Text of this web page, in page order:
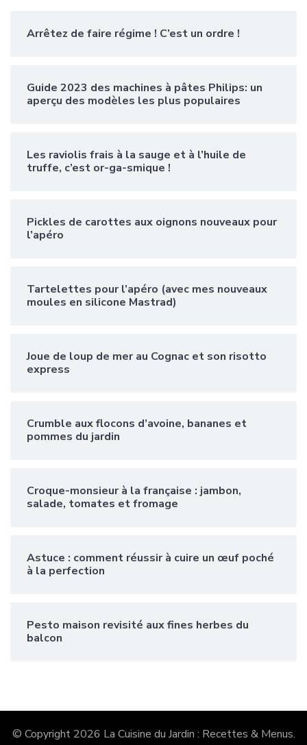
Arrêtez de faire régime ! C’est un ordre !
Guide 2023 des machines à pâtes Philips: un
aperçu des modèles les plus populaires
Les raviolis frais à la sauge et à l’huile de
truffe, c’est or-ga-smique !
Pickles de carottes aux oignons nouveaux pour
l’apéro
Tartelettes pour l’apéro (avec mes nouveaux
moules en silicone Mastrad)
Joue de loup de mer au Cognac et son risotto
express
Crumble aux flocons d’avoine, bananes et
pommes du jardin
Croque-monsieur à la française : jambon,
salade, tomates et fromage
Astuce : comment réussir à cuire un œuf poché
à la perfection
Pesto maison revisité aux fines herbes du
balcon
© Copyright 2026 La Cuisine du Jardin : Recettes & Menus.